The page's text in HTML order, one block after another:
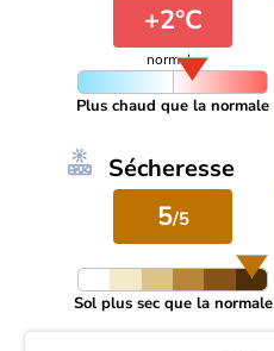
+2°C
normale
Plus chaud que la normale
Sécheresse
5/5
Sol plus sec que la normale